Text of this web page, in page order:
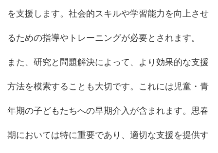
を支援します。社会的スキルや学習能力を向上させ
るための指導やトレーニングが必要とされます。
また、研究と問題解決によって、より効果的な支援
方法を模索することも大切です。これには児童・青
年期の子どもたちへの早期介入が含まれます。思春
期においては特に重要であり、適切な支援を提供す